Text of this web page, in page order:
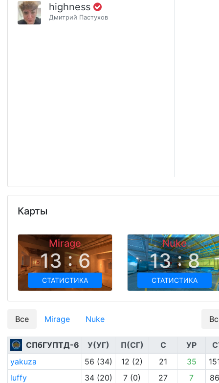
highness
Дмитрий Пастухов
Карты
Mirage
13 : 6
СТАТИСТИКА
Nuke
13 : 8
СТАТИСТИКА
Все Mirage Nuke
СПбГУПТД-6 У(УГ) П(СГ) С УР
yakuza
56 (34) 12 (2) 21 35
luffy
34 (20) 7 (0) 27 7